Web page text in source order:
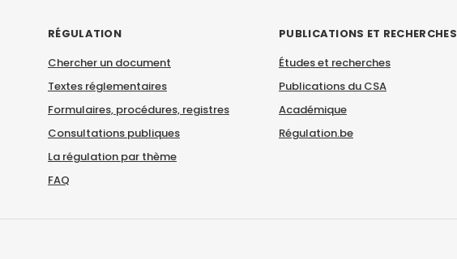
RÉGULATION
Chercher un document
Textes réglementaires
Formulaires, procédures, registres
Consultations publiques
La régulation par thème
FAQ
PUBLICATIONS ET RECHERCHES
Études et recherches
Publications du CSA
Académique
Régulation.be